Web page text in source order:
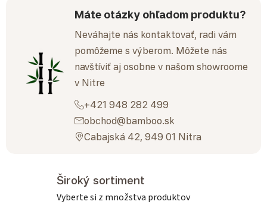
Máte otázky ohľadom produktu?
Neváhajte nás kontaktovať, radi vám
pomôžeme s výberom. Môžete nás
navštíviť aj osobne v našom showroome
v Nitre
+421 948 282 499
obchod@bamboo.sk
Cabajská 42, 949 01 Nitra
Široký sortiment
Vyberte si z množstva produktov